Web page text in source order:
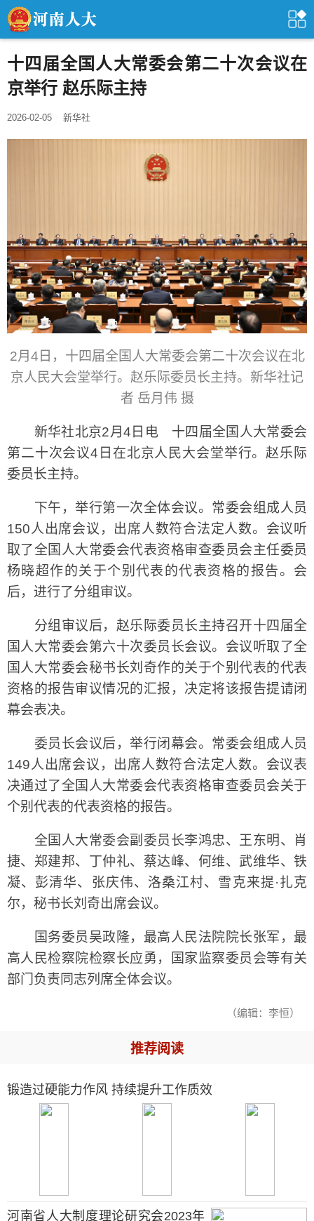
十四届全国人大常委会第二十次会议在
京举行 赵乐际主持
2026-02-05 新华社
2月4日，十四届全国人大常委会第二十次会议在北
京人民大会堂举行。赵乐际委员长主持。新华社记
者 岳月伟 摄
新华社北京2月4日电 十四届全国人大常委会
第二十次会议4日在北京人民大会堂举行。赵乐际
委员长主持。
下午，举行第一次全体会议。常委会组成人员
150人出席会议，出席人数符合法定人数。会议听
取了全国人大常委会代表资格审查委员会主任委员
杨晓超作的关于个别代表的代表资格的报告。会
后，进行了分组审议。
分组审议后，赵乐际委员长主持召开十四届全
国人大常委会第六十次委员长会议。会议听取了全
国人大常委会秘书长刘奇作的关于个别代表的代表
资格的报告审议情况的汇报，决定将该报告提请闭
幕会表决。
委员长会议后，举行闭幕会。常委会组成人员
149人出席会议，出席人数符合法定人数。会议表
决通过了全国人大常委会代表资格审查委员会关于
个别代表的代表资格的报告。
全国人大常委会副委员长李鸿忠、王东明、肖
捷、郑建邦、丁仲礼、蔡达峰、何维、武维华、铁
凝、彭清华、张庆伟、洛桑江村、雪克来提·扎克
尔，秘书长刘奇出席会议。
国务委员吴政隆，最高人民法院院长张军，最
高人民检察院检察长应勇，国家监察委员会等有关
部门负责同志列席全体会议。
（编辑：李恒）
推荐阅读
锻造过硬能力作风 持续提升工作质效
河南省人大制度理论研究会2023年